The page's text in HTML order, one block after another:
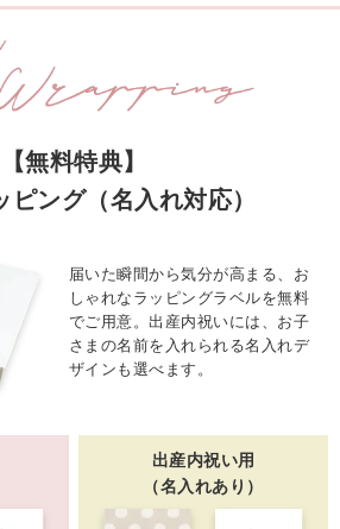
【無料特典】
ピング（名入れ対応）
届いた瞬間から気分が高まる、お
しゃれなラッピングラベルを無料
でご用意。出産内祝いには、お子
さまの名前を入れられる名入れデ
ザインも選べます。
出産内祝い用
（名入れあり）